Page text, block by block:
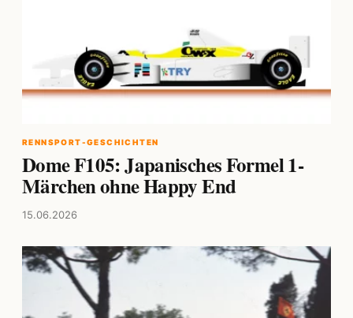
RENNSPORT-GESCHICHTEN
Dome F105: Japanisches Formel 1-
Märchen ohne Happy End
15.06.2026